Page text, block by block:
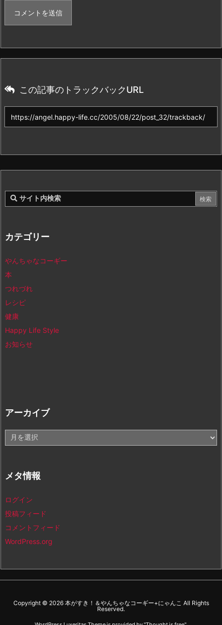
この記事のトラックバックURL
カテゴリー
やんちゃなコーギー
本
つれづれ
レシピ
健康
Happy Life Style
お知らせ
アーカイブ
ー
ブ
メタ情報
ログイン
投稿フィード
コメントフィード
WordPress.org
Copyright © 2026 本がすき！＆やんちゃなコーギー+にゃんこ All Rights
Reserved.